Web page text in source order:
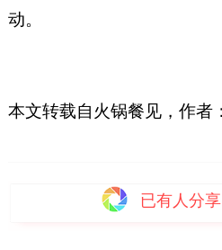
动。
本文转载自火锅餐见，作者
已有人分